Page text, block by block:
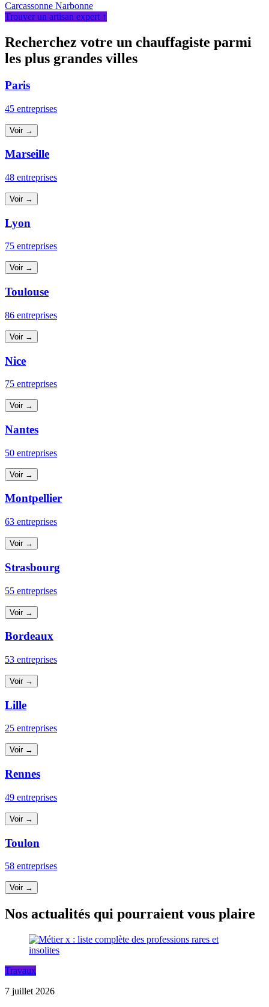
Carcassonne Narbonne
Trouver un artisan expert ↑
Recherchez votre un chauffagiste parmi
les plus grandes villes
Paris
45 entreprises
Voir →
Marseille
48 entreprises
Voir →
Lyon
75 entreprises
Voir →
Toulouse
86 entreprises
Voir →
Nice
75 entreprises
Voir →
Nantes
50 entreprises
Voir →
Montpellier
63 entreprises
Voir →
Strasbourg
55 entreprises
Voir →
Bordeaux
53 entreprises
Voir →
Lille
25 entreprises
Voir →
Rennes
49 entreprises
Voir →
Toulon
58 entreprises
Voir →
Nos actualités qui pourraient vous plaire
Travaux
7 juillet 2026